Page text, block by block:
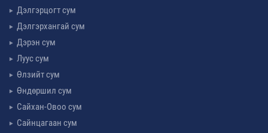
Дэлгэрцогт сум
Дэлгэрхангай сум
Дэрэн сум
Луус сум
Өлзийт сум
Өндөршил сум
Сайхан-Овоо сум
Сайнцагаан сум